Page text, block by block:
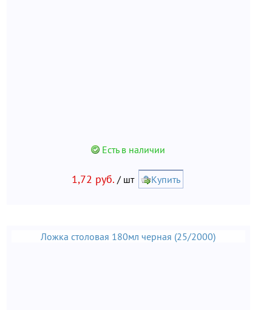
Есть в наличии
1,72 руб. / шт Купить
Ложка столовая 180мл черная (25/2000)